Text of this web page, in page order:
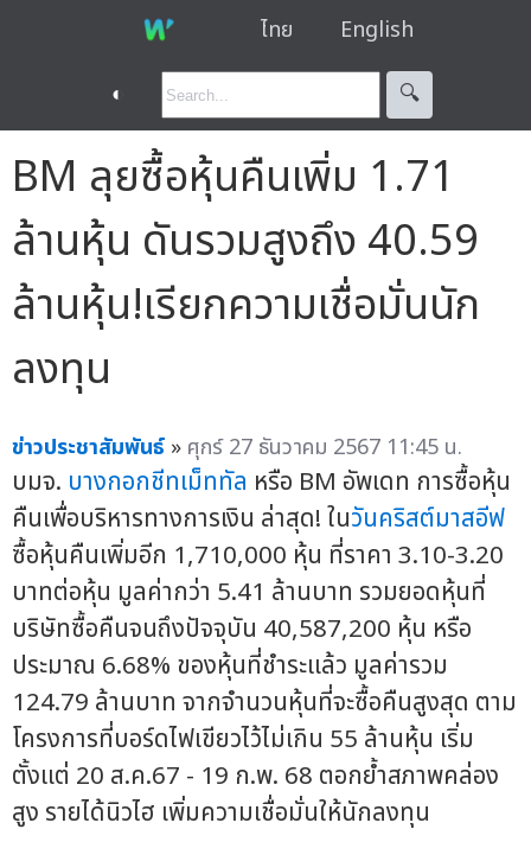
ไทย English
◐ 🔍︎
BM ลุยซื้อหุ้นคืนเพิ่ม 1.71
ล้านหุ้น ดันรวมสูงถึง 40.59
ล้านหุ้น!เรียกความเชื่อมั่นนัก
ลงทุน
ข่าวประชาสัมพันธ์ » ศุกร์ 27 ธันวาคม 2567 11:45 น.
บมจ. บางกอกชีทเม็ททัล หรือ BM อัพเดท การซื้อหุ้น
คืนเพื่อบริหารทางการเงิน ล่าสุด! ในวันคริสต์มาสอีฟ
ซื้อหุ้นคืนเพิ่มอีก 1,710,000 หุ้น ที่ราคา 3.10-3.20
บาทต่อหุ้น มูลค่ากว่า 5.41 ล้านบาท รวมยอดหุ้นที่
บริษัทซื้อคืนจนถึงปัจจุบัน 40,587,200 หุ้น หรือ
ประมาณ 6.68% ของหุ้นที่ชำระแล้ว มูลค่ารวม
124.79 ล้านบาท จากจำนวนหุ้นที่จะซื้อคืนสูงสุด ตาม
โครงการที่บอร์ดไฟเขียวไว้ไม่เกิน 55 ล้านหุ้น เริ่ม
ตั้งแต่ 20 ส.ค.67 - 19 ก.พ. 68 ตอกย้ำสภาพคล่อง
สูง รายได้นิวไฮ เพิ่มความเชื่อมั่นให้นักลงทุน